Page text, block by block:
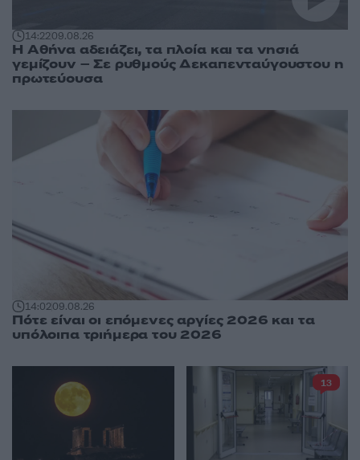
14:2209.08.26
Η Αθήνα αδειάζει, τα πλοία και τα νησιά
γεμίζουν – Σε ρυθμούς Δεκαπενταύγουστου η
πρωτεύουσα
14:0209.08.26
Πότε είναι οι επόμενες αργίες 2026 και τα
υπόλοιπα τριήμερα του 2026
13